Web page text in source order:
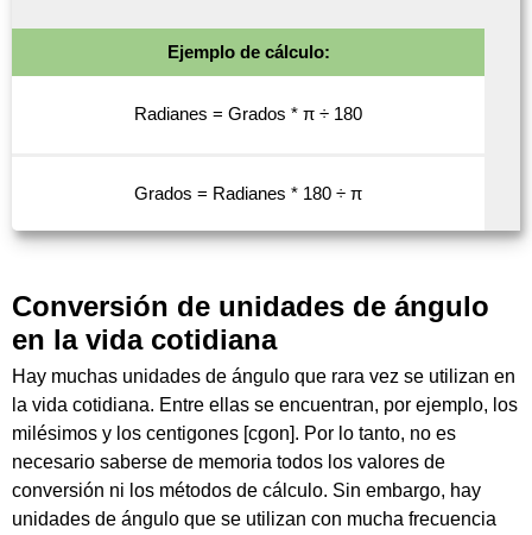
Ejemplo de cálculo:
Radianes = Grados * π ÷ 180
Grados = Radianes * 180 ÷ π
Conversión de unidades de ángulo
en la vida cotidiana
Hay muchas unidades de ángulo que rara vez se utilizan en
la vida cotidiana. Entre ellas se encuentran, por ejemplo, los
milésimos y los centigones [cgon]. Por lo tanto, no es
necesario saberse de memoria todos los valores de
conversión ni los métodos de cálculo. Sin embargo, hay
unidades de ángulo que se utilizan con mucha frecuencia